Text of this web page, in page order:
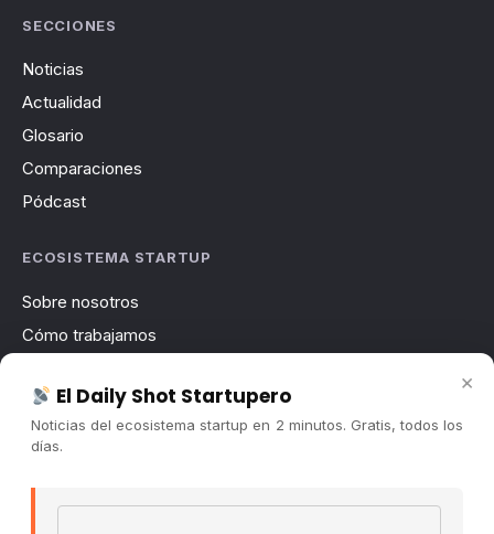
SECCIONES
Noticias
Actualidad
Glosario
Comparaciones
Pódcast
ECOSISTEMA STARTUP
Sobre nosotros
Cómo trabajamos
Contacto
Publicidad
×
El Daily Shot Startupero
Noticias del ecosistema startup en 2 minutos. Gratis, todos los
días.